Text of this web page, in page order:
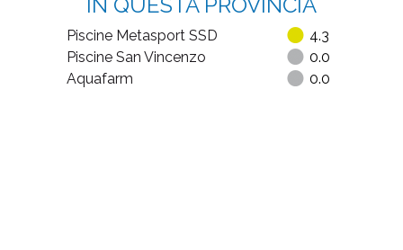
Piscine Metasport SSD
4.3
Piscine San Vincenzo
0.0
Aquafarm
0.0